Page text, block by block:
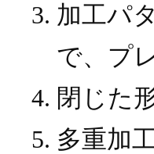
加工パ
で、プ
閉じた
多重加